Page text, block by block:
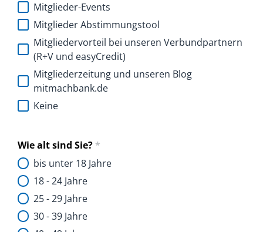
Mitglieder-Events
Mitglieder Abstimmungstool
Mitgliedervorteil bei unseren Verbundpartnern
(R+V und easyCredit)
Mitgliederzeitung und unseren Blog
mitmachbank.de
Keine
Wie alt sind Sie?*
bis unter 18 Jahre
18 - 24 Jahre
25 - 29 Jahre
30 - 39 Jahre